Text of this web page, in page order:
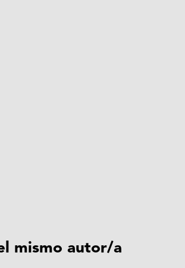
mismo autor/a